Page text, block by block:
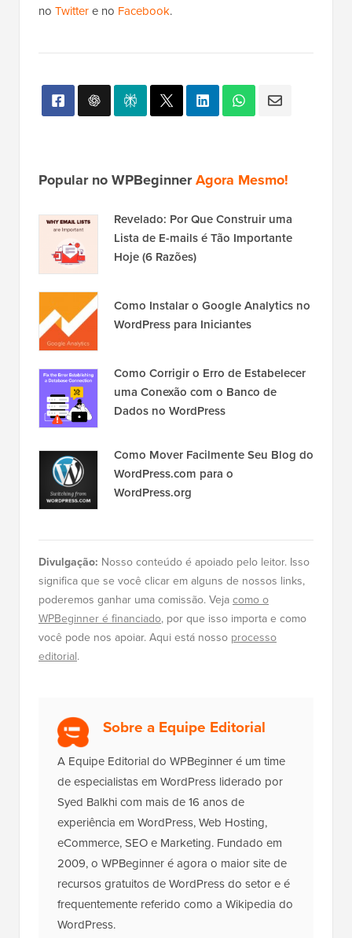
no Twittere no Facebook.
Popular no WPBeginnerAgora Mesmo!
Revelado: Por Que Construir uma
Lista de E-mails é Tão Importante
Hoje (6 Razões)
Como Instalar o Google Analytics no
WordPress para Iniciantes
Como Corrigir o Erro de Estabelecer
uma Conexão com o Banco de
Dados no WordPress
Como Mover Facilmente Seu Blog do
WordPress.com para o
WordPress.org
Divulgação: Nosso conteúdo é apoiado pelo leitor. Isso
significa que se você clicar em alguns de nossos links,
poderemos ganhar uma comissão. Vejacomo o
WPBeginner é financiado, por que isso importa e como
você pode nos apoiar. Aqui está nosso processo
editorial.
Sobre a Equipe Editorial
A Equipe Editorial do WPBeginner é um time
de especialistas em WordPress liderado por
Syed Balkhi com mais de 16 anos de
experiência em WordPress, Web Hosting,
eCommerce, SEO e Marketing. Fundado em
2009, o WPBeginner é agora o maior site de
recursos gratuitos de WordPress do setor e é
frequentemente referido como a Wikipedia do
WordPress.